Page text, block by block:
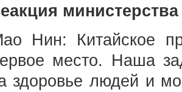
Нин: Китайское
место. Наша
здоровье людей и